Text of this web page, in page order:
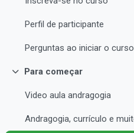
Perfil de participante
Perguntas ao iniciar o curso
Collapse
Para começar
Video aula andragogia